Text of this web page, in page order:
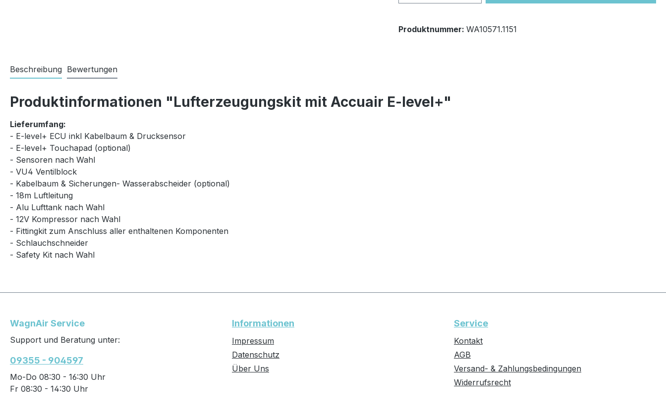
Produktnummer: WA10571.1151
Beschreibung Bewertungen
Produktinformationen "Lufterzeugungskit mit Accuair E-level+"
Lieferumfang:
- E-level+ ECU inkl Kabelbaum & Drucksensor
- E-level+ Touchapad (optional)
- Sensoren nach Wahl
- VU4 Ventilblock
- Kabelbaum & Sicherungen- Wasserabscheider (optional)
- 18m Luftleitung
- Alu Lufttank nach Wahl
- 12V Kompressor nach Wahl
- Fittingkit zum Anschluss aller enthaltenen Komponenten
- Schlauchschneider
- Safety Kit nach Wahl
WagnAir Service
Support und Beratung unter:
09355 - 904597
Mo-Do 08:30 - 16:30 Uhr
Fr 08:30 - 14:30 Uhr
Informationen
Impressum
Datenschutz
Über Uns
Service
Kontakt
AGB
Versand- & Zahlungsbedingungen
Widerrufsrecht